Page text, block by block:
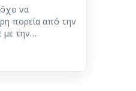
να
πορεία από την
με την…